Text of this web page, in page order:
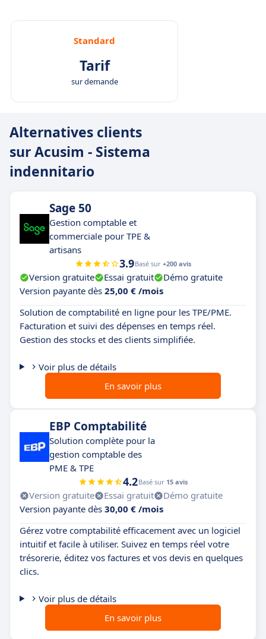
Standard
Tarif
sur demande
Alternatives clients
sur Acusim - Sistema
indennitario
Sage 50
Gestion comptable et
commerciale pour TPE &
artisans
3.9Basé sur +200 avis
Version gratuite Essai gratuit
Démo gratuite
Version payante dès 25,00 € /mois
Solution de comptabilité en ligne pour les TPE/PME.
Facturation et suivi des dépenses en temps réel.
Gestion des stocks et des clients simplifiée.
Voir plus de détails
En savoir plus
EBP Comptabilité
Solution complète pour la
gestion comptable des
PME & TPE
4.2Basé sur 15 avis
Version gratuite Essai gratuit
Démo gratuite
Version payante dès 30,00 € /mois
Gérez votre comptabilité efficacement avec un logiciel
intuitif et facile à utiliser. Suivez en temps réel votre
trésorerie, éditez vos factures et vos devis en quelques
clics.
Voir plus de détails
En savoir plus